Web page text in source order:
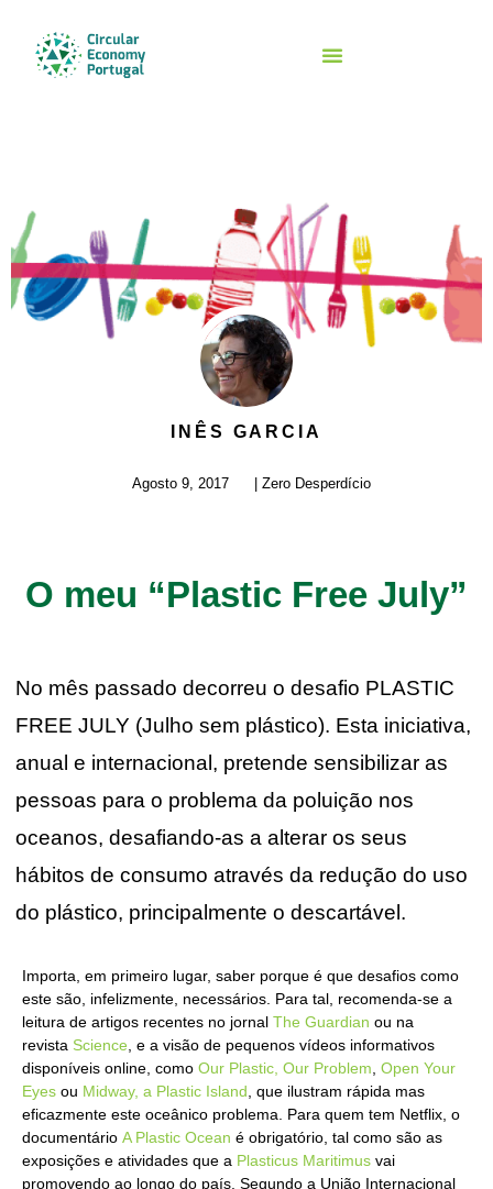
INÊS GARCIA
Agosto 9, 2017 | Zero Desperdício
O meu “Plastic Free July”
No mês passado decorreu o desafio PLASTIC
FREE JULY (Julho sem plástico). Esta iniciativa,
anual e internacional, pretende sensibilizar as
pessoas para o problema da poluição nos
oceanos, desafiando-as a alterar os seus
hábitos de consumo através da redução do uso
do plástico, principalmente o descartável.
Importa, em primeiro lugar, saber porque é que desafios como
este são, infelizmente, necessários. Para tal, recomenda-se a
leitura de artigos recentes no jornal The Guardian ou na
revista Science , e a visão de pequenos vídeos informativos
disponíveis online, como Our Plastic, Our Problem Open Your
Eyes ou Midway, a Plastic Island , que ilustram rápida mas
eficazmente este oceânico problema. Para quem tem Netflix, o
documentário A Plastic Ocean é obrigatório, tal como são as
exposições e atividades que a Plasticus Maritimus vai
promovendo ao longo do país. Segundo a União Internacional